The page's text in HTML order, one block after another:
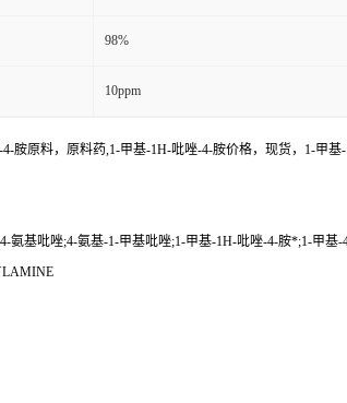
98%
10ppm
胺原料，原料药,1-甲基-1H-吡唑-4-胺价格，现货，1-甲
氨基吡唑;4-氨基-1-甲基吡唑;1-甲基-1H-吡唑-4-胺*;1-甲基